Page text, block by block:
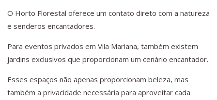
O Horto Florestal oferece um contato direto com a natureza
e senderos encantadores.
Para eventos privados em Vila Mariana, também existem
jardins exclusivos que proporcionam um cenário encantador.
Esses espaços não apenas proporcionam beleza, mas
também a privacidade necessária para aproveitar cada